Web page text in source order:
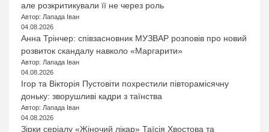
але розкритикували її не через роль
Автор: Лапада Іван
04.08.2026
Анна Трінчер: співзасновник МУЗВАР розповів про новий
розвиток скандалу навколо «Маргарити»
Автор: Лапада Іван
04.08.2026
Ігор та Вікторія Пустовіти похрестили півторамісячну
доньку: зворушливі кадри з таїнства
Автор: Лапада Іван
04.08.2026
Зірки серіалу «Жіночий лікар» Таїсія Хвостова та